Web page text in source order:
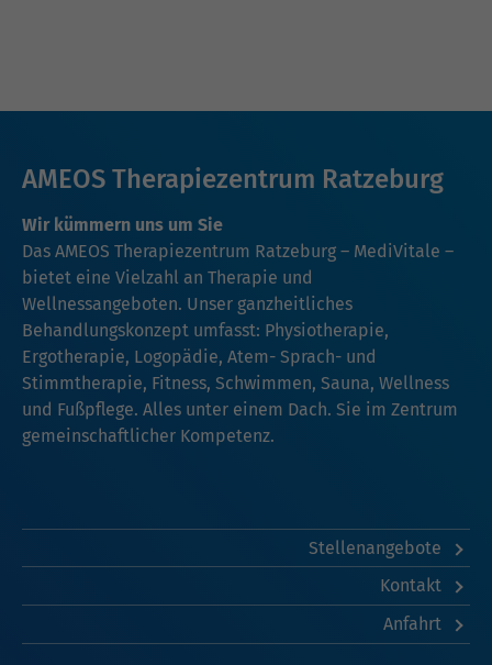
AMEOS Therapiezentrum Ratzeburg
Wir kümmern uns um Sie
Das AMEOS Therapiezentrum Ratzeburg – MediVitale –
bietet eine Vielzahl an Therapie und
Wellnessangeboten. Unser ganzheitliches
Behandlungskonzept umfasst: Physiotherapie,
Ergotherapie, Logopädie, Atem- Sprach- und
Stimmtherapie, Fitness, Schwimmen, Sauna, Wellness
und Fußpflege. Alles unter einem Dach. Sie im Zentrum
gemeinschaftlicher Kompetenz.
Stellenangebote
Kontakt
Anfahrt